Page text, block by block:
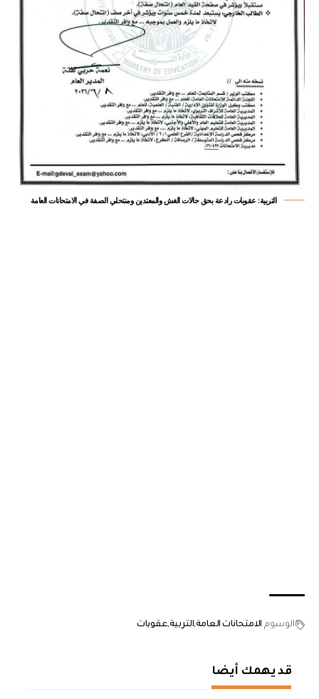
التربية: عقوبات رادعة بحق حالات الغش والمعتدين ومنتحلي الصفة في الامتحانات العامة
الوسوم الامتحانات العامةالتربيةعقوبات
قد يهمك أيضا